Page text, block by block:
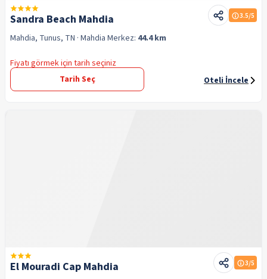
Sandra Beach Mahdia 3.5/5
Mahdia, Tunus, TN · Mahdia Merkez: 44.4 km
Fiyatı görmek için tarih seçiniz
Tarih Seç
Oteli İncele
El Mouradi Cap Mahdia 3/5